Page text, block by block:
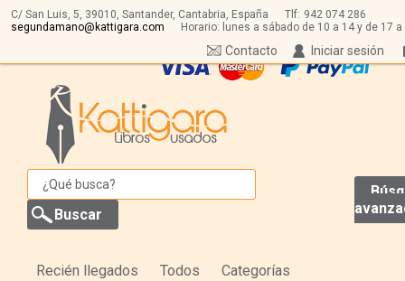
C/ San Luis, 5, 39010, Santander, Cantabria, España Tlf: 942 074 286
segundamano@kattigara.com
Horario: lunes a sábado de 10 a 14 y de 17 a
Iniciar sesión
Contacto
Recién llegados Todos Categorías